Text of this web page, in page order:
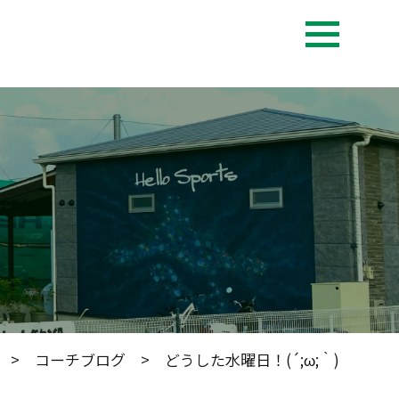
コーチブログ > どうした水曜日！(´;ω;｀)